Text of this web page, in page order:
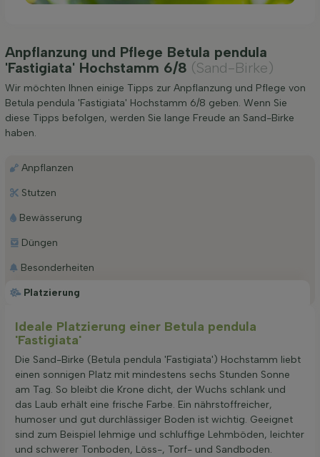
Anpflanzung und Pflege Betula pendula
'Fastigiata' Hochstamm 6/8 (Sand-Birke)
Wir möchten Ihnen einige Tipps zur Anpflanzung und Pflege von
Betula pendula 'Fastigiata' Hochstamm 6/8 geben. Wenn Sie
diese Tipps befolgen, werden Sie lange Freude an Sand-Birke
haben.
Platzierung
Anpflanzen
Stutzen
Bewässerung
Düngen
Besonderheiten
Ideale Platzierung einer Betula pendula
'Fastigiata'
Die Sand-Birke (Betula pendula 'Fastigiata') Hochstamm liebt
einen sonnigen Platz mit mindestens sechs Stunden Sonne
am Tag. So bleibt die Krone dicht, der Wuchs schlank und
das Laub erhält eine frische Farbe. Ein nährstoffreicher,
humoser und gut durchlässiger Boden ist wichtig. Geeignet
sind zum Beispiel lehmige und schluffige Lehmböden, leichter
und schwerer Tonboden, Löss-, Torf- und Sandboden.